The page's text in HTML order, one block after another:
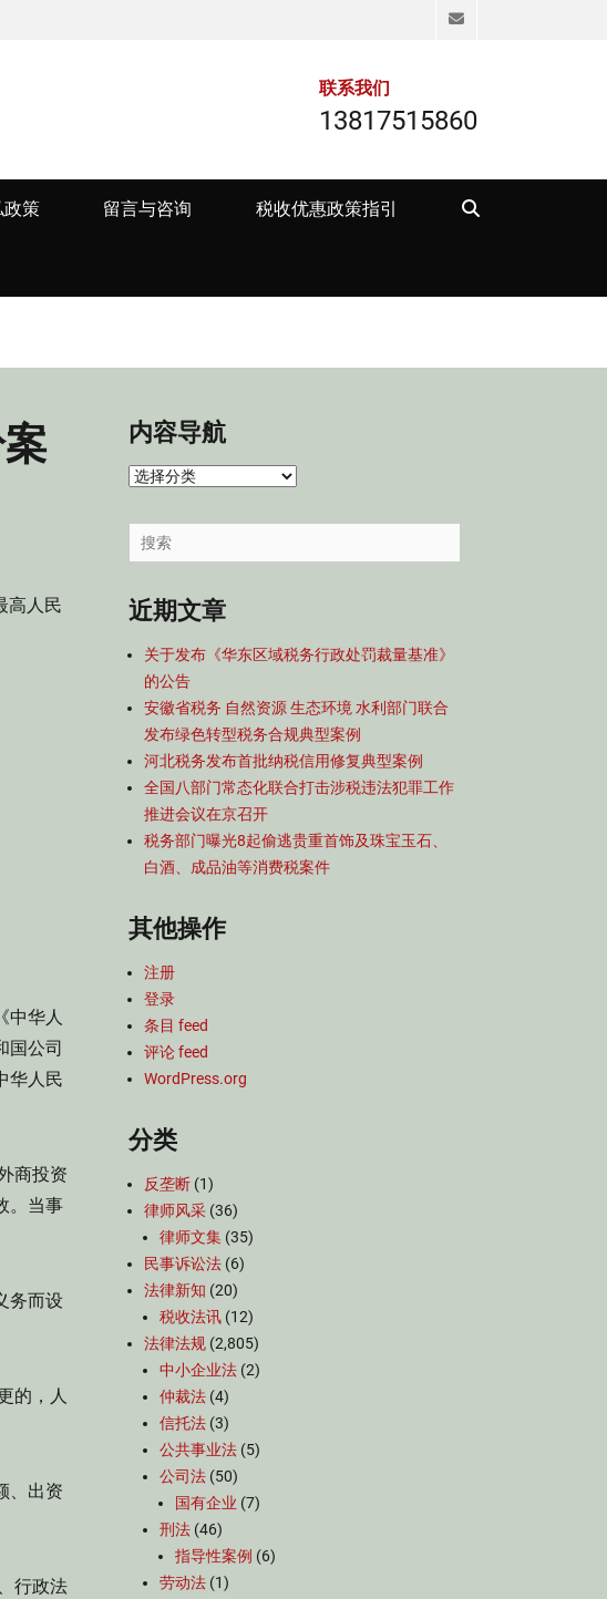
Email
联系我们
13817515860
政策 留言与咨询 税收优惠政策指引
高人民
中华人
国公司
华人民
商投资
。当事
务而设
的，人
、出资
行政法
内容导航
内
导
航
Search
for:
近期文章
关于发布《华东区域税务行政处罚裁量基准》
的公告
安徽省税务 自然资源 生态环境 水利部门联合
发布绿色转型税务合规典型案例
河北税务发布首批纳税信用修复典型案例
全国八部门常态化联合打击涉税违法犯罪工作
推进会议在京召开
税务部门曝光8起偷逃贵重首饰及珠宝玉石、
白酒、成品油等消费税案件
其他操作
注册
登录
条目 feed
评论 feed
WordPress.org
分类
反垄断 (1)
律师风采 (36)
律师文集 (35)
民事诉讼法 (6)
法律新知 (20)
税收法讯 (12)
法律法规 (2,805)
中小企业法 (2)
仲裁法 (4)
信托法 (3)
公共事业法 (5)
公司法 (50)
国有企业 (7)
刑法 (46)
指导性案例 (6)
劳动法 (1)